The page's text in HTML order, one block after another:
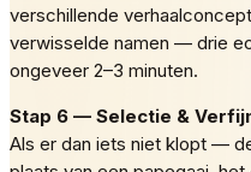
verschillende
verwisselde namen — drie
ongeveer 2–3 minuten.
Stap 6 — Selectie &
Als er dan iets niet klopt —